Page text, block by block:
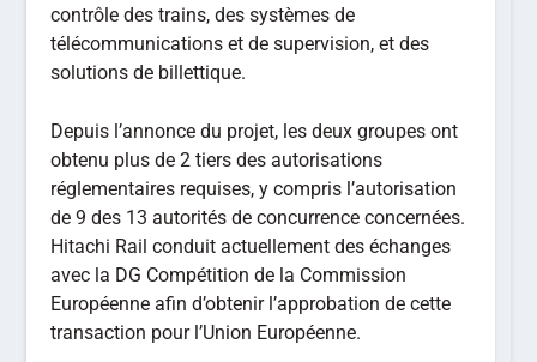
contrôle des trains, des systèmes de
télécommunications et de supervision, et des
solutions de billettique.
Depuis l’annonce du projet, les deux groupes ont
obtenu plus de 2 tiers des autorisations
réglementaires requises, y compris l’autorisation
de 9 des 13 autorités de concurrence concernées.
Hitachi Rail conduit actuellement des échanges
avec la DG Compétition de la Commission
Européenne afin d’obtenir l’approbation de cette
transaction pour l’Union Européenne.